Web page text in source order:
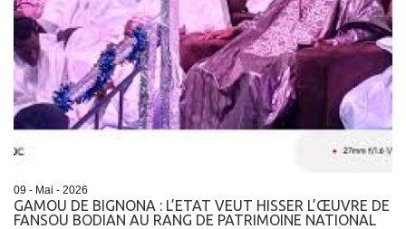
09 - Mai - 2026
GAMOU DE BIGNONA : L’ETAT VEUT HISSER L’ŒUVRE DE
FANSOU BODIAN AU RANG DE PATRIMOINE NATIONAL